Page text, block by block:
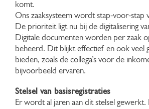
komt.
Ons zaaksysteem wordt stap-voor-stap
De prioriteit ligt nu bij de digitalisering
Digitale documenten worden per zaak
beheerd. Dit blijkt effectief en ook veel
bieden, zoals de collega’s voor de
bijvoorbeeld ervaren.
Stelsel van basisregistraties
Er wordt al jaren aan dit stelsel